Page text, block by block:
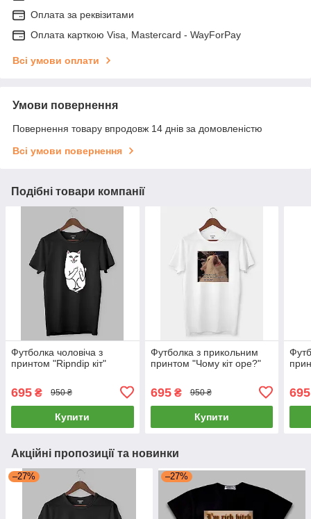
Оплата за реквізитами
Оплата карткою Visa, Mastercard - WayForPay
Всі умови оплати
Умови повернення
Повернення товару впродовж 14 днів за домовленістю
Всі умови повернення
Подібні товари компанії
Футболка чоловіча з
принтом "Ripndip кіт"
695 ₴ 950 ₴
Купити
Футболка з прикольним
принтом "Чому кіт оре?"
695₴ 950 ₴
Купити
695
Акційні пропозиції та новинки
–27% –27%